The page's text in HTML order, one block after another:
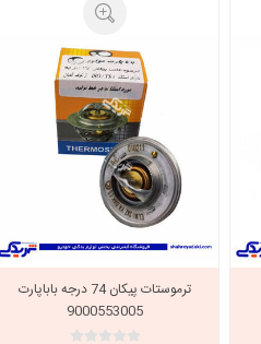
ترموستات پیکان 74 درجه باباپارت
9000553005